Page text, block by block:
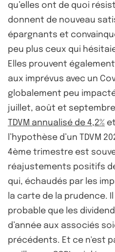
qu’elles ont de quoi
donnent de nouveau
épargnants et
peu plus ceux qui
Elles prouvent
aux imprévus avec un
globalement peu
juillet, août et
TDVM annualisé de 4,2%
l’hypothèse d’un TDVM
4ème trimestre est
réajustements positifs
qui, échaudés par les
la carte de la prudence.
probable que les
d’année aux associés
précédents. Et ce n'est